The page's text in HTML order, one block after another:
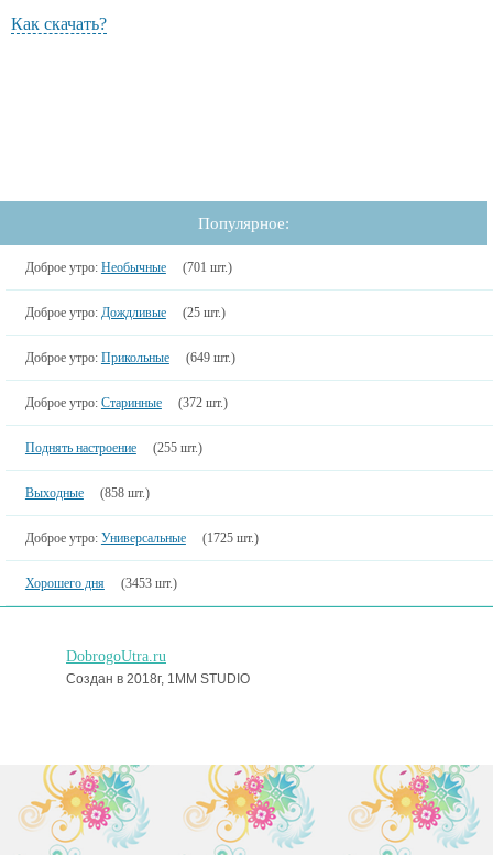
Как скачать?
Популярное:
Доброе утро: Необычные (701 шт.)
Доброе утро: Дождливые (25 шт.)
Доброе утро: Прикольные (649 шт.)
Доброе утро: Старинные (372 шт.)
Поднять настроение (255 шт.)
Выходные (858 шт.)
Доброе утро: Универсальные (1725 шт.)
Хорошего дня (3453 шт.)
DobrogoUtra.ru
Создан в 2018г, 1MM STUDIO